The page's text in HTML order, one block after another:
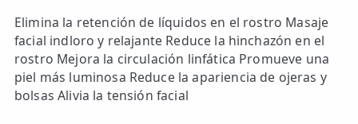
Elimina la retención de líquidos en el rostro Masaje
facial indloro y relajante Reduce la hinchazón en el
rostro Mejora la circulación linfática Promueve una
piel más luminosa Reduce la apariencia de ojeras y
bolsas Alivia la tensión facial